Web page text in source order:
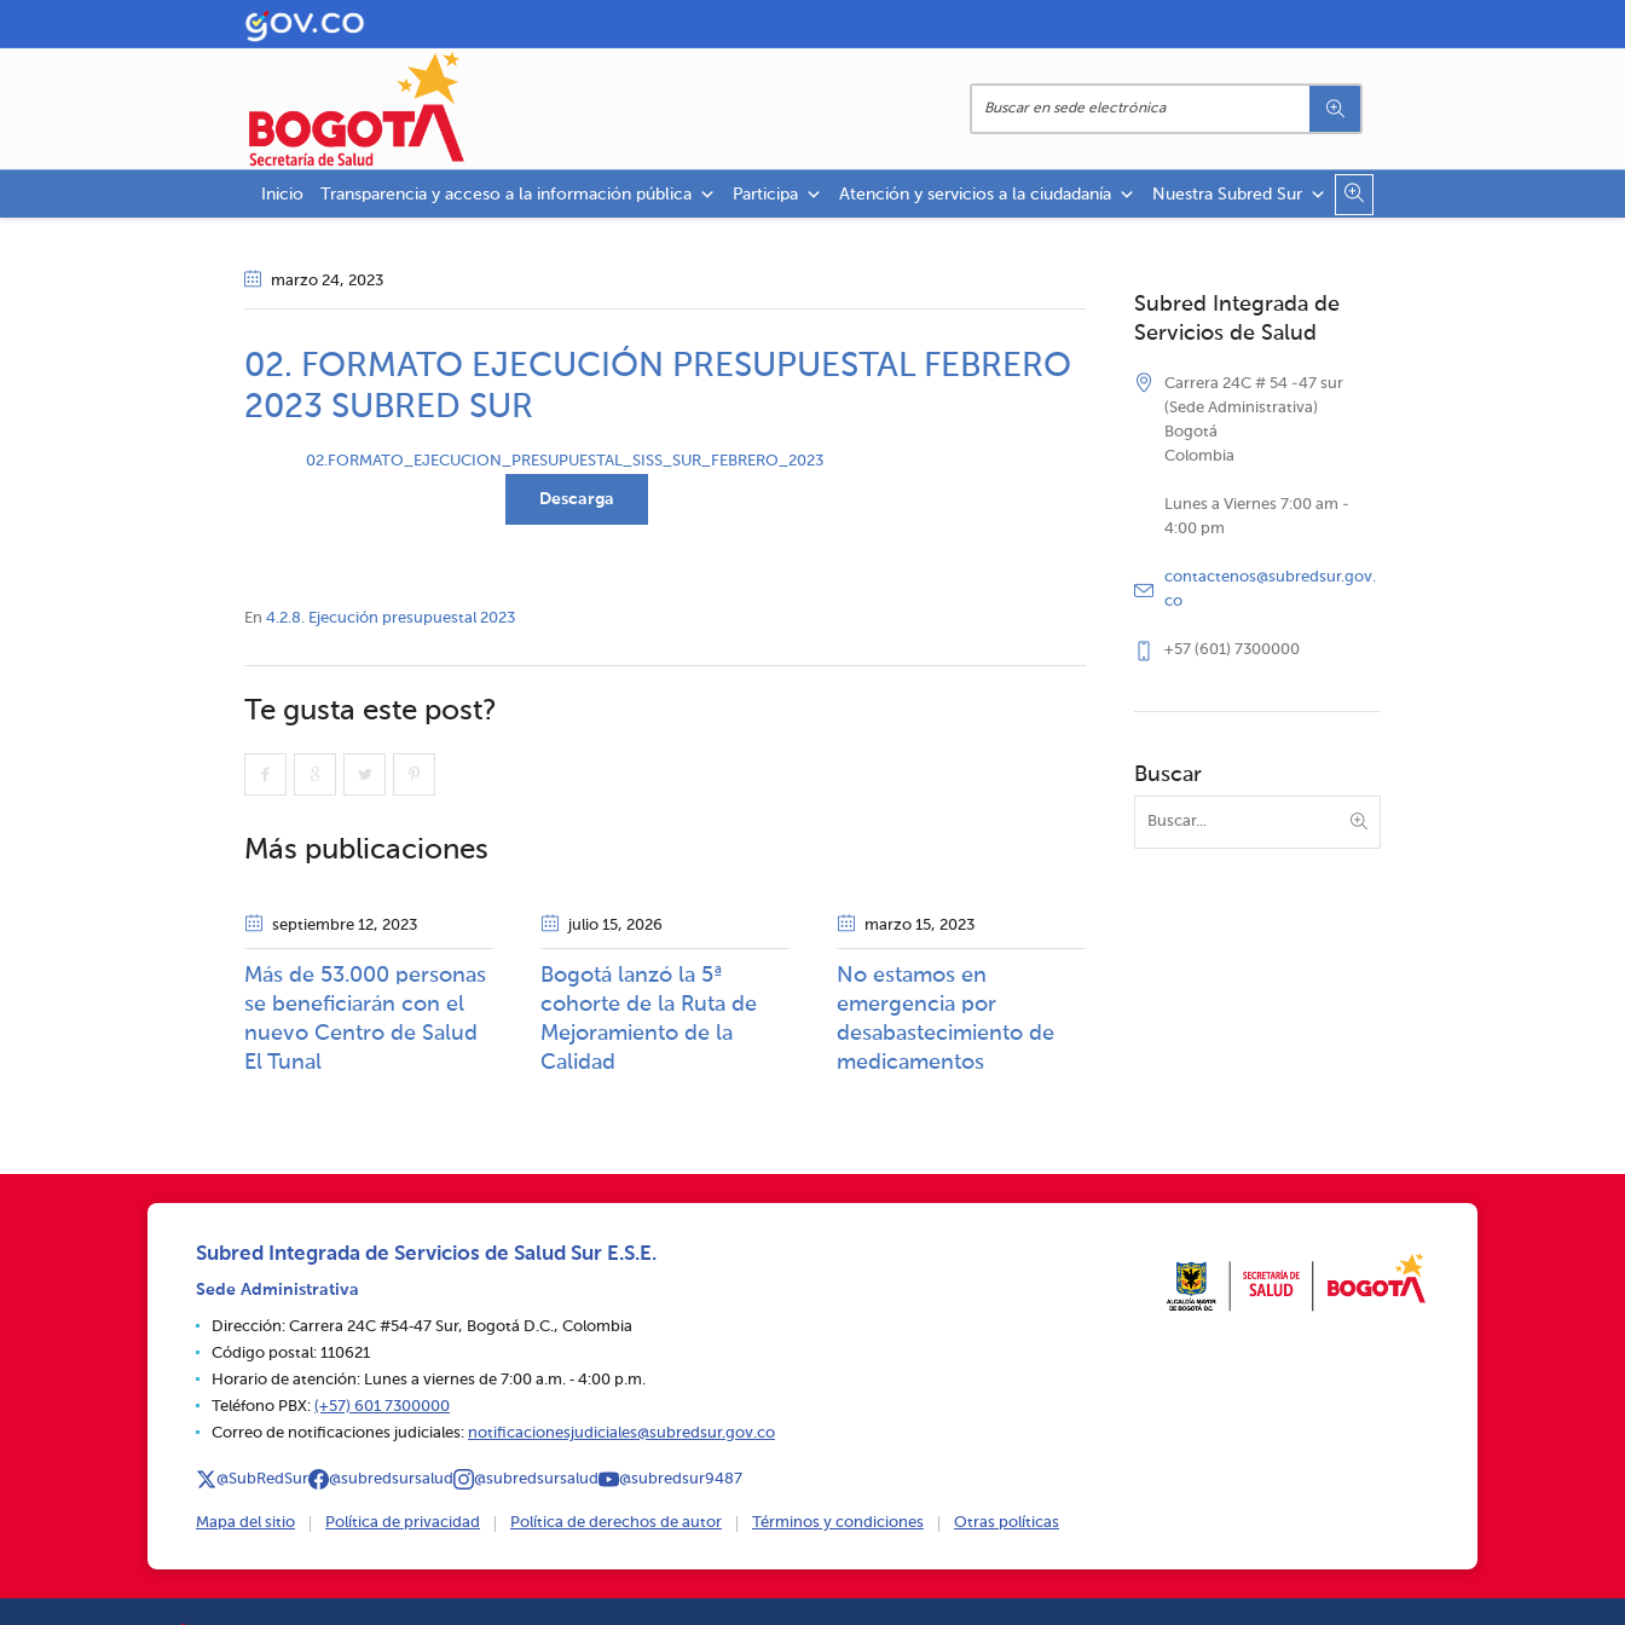
Inicio Transparencia y acceso a la información pública Participa Atención y servicios a la ciudadanía Nuestra Subred Sur
marzo 24, 2023
02. FORMATO EJECUCIÓN PRESUPUESTAL FEBRERO
2023 SUBRED SUR
02.FORMATO_EJECUCION_PRESUPUESTAL_SISS_SUR_FEBRERO_2023
Descarga
En 4.2.8. Ejecución presupuestal 2023
Te gusta este post?
Más publicaciones
septiembre 12, 2023
Más de 53.000 personas
se beneficiarán con el
nuevo Centro de Salud
El Tunal
julio 15, 2026
Bogotá lanzó la 5ª
cohorte de la Ruta de
Mejoramiento de la
Calidad​​
marzo 15, 2023
No estamos en
emergencia por
desabastecimiento de
medicamentos
Subred Integrada de
Servicios de Salud
Carrera 24C # 54 -47 sur
(Sede Administrativa)
Bogotá
Colombia
Lunes a Viernes 7:00 am -
4:00 pm
contactenos@subredsur.gov.
co
+57 (601) 7300000
Buscar
Subred Integrada de Servicios de Salud Sur E.S.E.
Sede Administrativa
Dirección: Carrera 24C #54‑47 Sur, Bogotá D.C., Colombia
Código postal: 110621
Horario de atención: Lunes a viernes de 7:00 a.m. ‑ 4:00 p.m.
Teléfono PBX: (+57) 601 7300000
Correo de notificaciones judiciales: notificacionesjudiciales@subredsur.gov.co
@SubRedSur @subredsursalud @subredsursalud @subredsur9487
Mapa del sitio Política de privacidad Política de derechos de autor Términos y condiciones Otras políticas